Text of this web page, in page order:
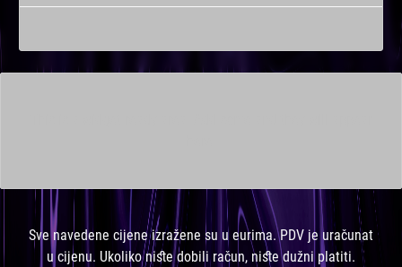
Sve navedene cijene izražene su u eurima. PDV je uračunat
u cijenu. Ukoliko niste dobili račun, niste dužni platiti.